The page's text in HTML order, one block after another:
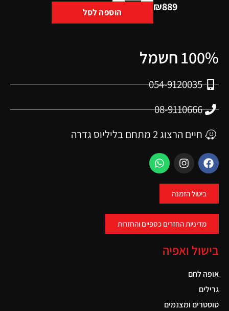
₪889 הוספה לסל
100% חשמל
054-9120035
08-9110666
חיים הרצוג 2 מתחם בליליוס גדרה
ביטול הזמנה
מדיניות החזרים כספיים והחזרות
בישול ואפיה
אופה לחם
גרילים
טוסטרים ומצנמים